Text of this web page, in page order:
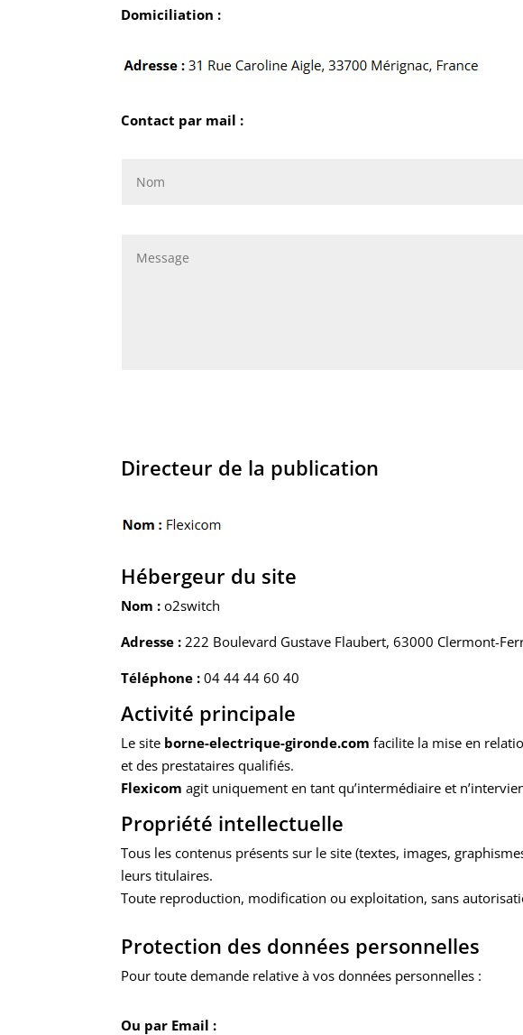
Domiciliation :
Contact par mail :
Directeur de la publication
Hébergeur du site
Nom : o2switch
Adresse : 222 Boulevard Gustave Flaubert, 63000 Clermont-
Téléphone : 04 44 44 60 40
Activité principale
Le site borne-electrique-gironde.com facilite la mise en
et des prestataires qualifiés.
Flexicom agit uniquement en tant qu’intermédiaire et
Propriété intellectuelle
Tous les contenus présents sur le site (textes, images,
leurs titulaires.
Toute reproduction, modification ou exploitation, sans
Protection des données personnelles
Pour toute demande relative à vos données personnelles :
Ou par Email :